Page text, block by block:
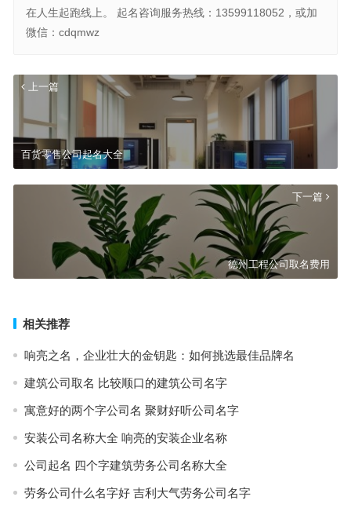
在人生起跑线上。 起名咨询服务热线：13599118052，或加
微信：cdqmwz
上一篇
百货零售公司起名大全
下一篇
德州工程公司取名费用
相关推荐
响亮之名，企业壮大的金钥匙：如何挑选最佳品牌名
建筑公司取名 比较顺口的建筑公司名字
寓意好的两个字公司名 聚财好听公司名字
安装公司名称大全 响亮的安装企业名称
公司起名 四个字建筑劳务公司名称大全
劳务公司什么名字好 吉利大气劳务公司名字